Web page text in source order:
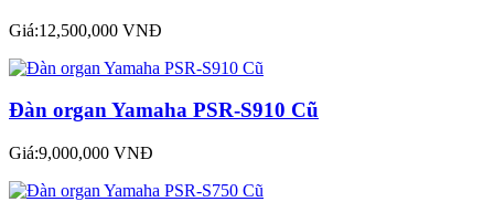
Giá:12,500,000 VNĐ
Đàn organ Yamaha PSR-S910 Cũ
Giá:9,000,000 VNĐ